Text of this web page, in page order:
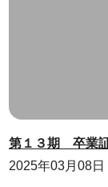
第１３期 卒業
2025年03月08日